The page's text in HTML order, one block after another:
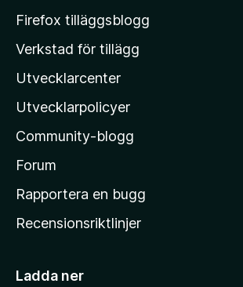
M
z
i
l
a
s
h
m
i
Firefox tilläggsblogg
Verkstad för tillägg
Utvecklarcenter
Utvecklarpolicyer
Community-blogg
Forum
Rapportera en bugg
Recensionsriktlinjer
Ladda ner